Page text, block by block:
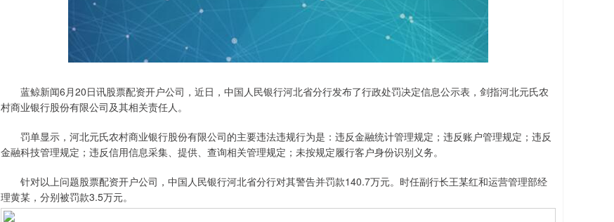
蓝鲸新闻6月20日讯股票配资开户公司，近日，中国人民银行河北省分行发布了行政处罚决定信息公示表，剑指河北元氏农
村商业银行股份有限公司及其相关责任人。
罚单显示，河北元氏农村商业银行股份有限公司的主要违法违规行为是：违反金融统计管理规定；违反账户管理规定；违反
金融科技管理规定；违反信用信息采集、提供、查询相关管理规定；未按规定履行客户身份识别义务。
针对以上问题股票配资开户公司，中国人民银行河北省分行对其警告并罚款140.7万元。时任副行长王某红和运营管理部经
理黄某，分别被罚款3.5万元。